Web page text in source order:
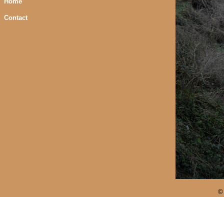
Contact
©